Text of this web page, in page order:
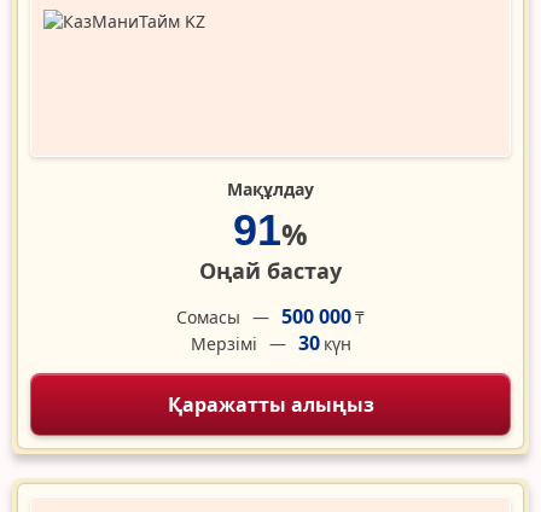
Мақұлдау
91%
Оңай бастау
Сомасы 500 000₸
Мерзімі
30 күн
Қаражатты алыңыз